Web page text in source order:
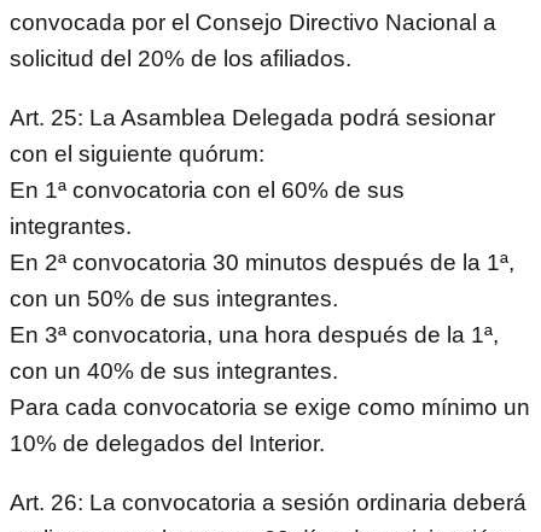
convocada por el Consejo Directivo Nacional a
solicitud del 20% de los afiliados.
Art. 25: La Asamblea Delegada podrá sesionar
con el siguiente quórum:
En 1ª convocatoria con el 60% de sus
integrantes.
En 2ª convocatoria 30 minutos después de la 1ª,
con un 50% de sus integrantes.
En 3ª convocatoria, una hora después de la 1ª,
con un 40% de sus integrantes.
Para cada convocatoria se exige como mínimo un
10% de delegados del Interior.
Art. 26: La convocatoria a sesión ordinaria deberá